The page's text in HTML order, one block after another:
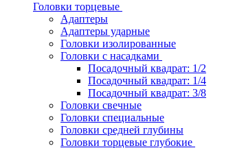
Головки торцевые
Адаптеры
Адаптеры ударные
Головки изолированные
Головки с насадками
Посадочный квадрат: 1/2
Посадочный квадрат: 1/4
Посадочный квадрат: 3/8
Головки свечные
Головки специальные
Головки средней глубины
Головки торцевые глубокие